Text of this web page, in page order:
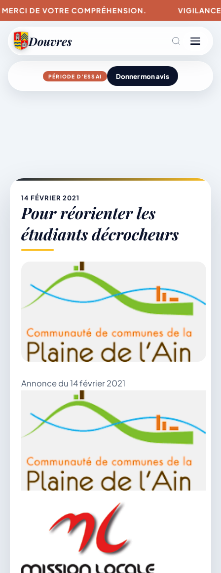
DE VOTRE COMPRÉHENSION.
Douvres
Agenda
Mairie & Vie municipale
Démarches & Vie pratique
Vie locale & Associations
Découvrir la commune
VENDREDI 7 AOÛT 2026
Secrétariat ouvert
Lundi, mardi, jeudi, vendredi de 8h30 à 12h et
après-midi sur rendez-vous. Samedi sur rendez-
04 74 38 22 78
mairie@douvres.fr
140 Place de la Babillière, 01500 Douvres
Contacter la mairie
Le guichet des associations
publier une annonce
PÉRIODE D’ESSAI Donner mon avis
14 FÉVRIER 2021
Pour réorienter les
étudiants décrocheurs
Annonce du 14 février 2021